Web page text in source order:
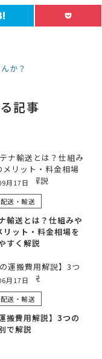
記事
月17日
送・輸送
輸送とは？仕組みや
リット・料金相場を
すく解説
月17日
送・輸送
搬費用解説】3つの
で解説